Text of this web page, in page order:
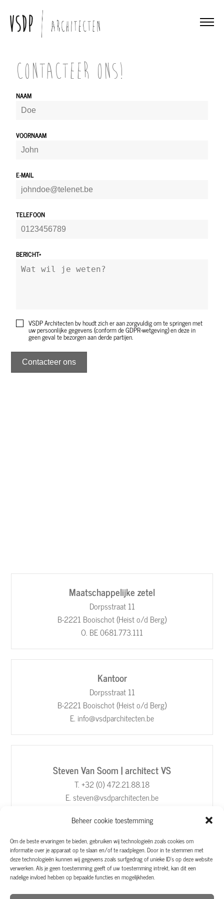
Beheer cookie toestemming
Om de beste ervaringen te bieden, gebruiken wij technologieën zoals cookies om
informatie over je apparaat op te slaan en/of te raadplegen. Door in te stemmen met
deze technologieën kunnen wij gegevens zoals surfgedrag of unieke ID's op deze website
verwerken. Als je geen toestemming geeft of uw toestemming intrekt, kan dit een
nadelige invloed hebben op bepaalde functies en mogelijkheden.
Contacteer ons!
NAAM
VOORNAAM
E-MAIL
TELEFOON
BERICHT*
VSDP Architecten bv houdt zich er aan zorgvuldig om te springen met
uw persoonlijke gegevens (conform de GDPR-wetgeving) en deze in
geen geval te bezorgen aan derde partijen.
Contacteer ons
Maatschappelijke zetel
Dorpsstraat 11
B-2221 Booischot (Heist o/d Berg)
O. BE 0681.773.111
Kantoor
Dorpsstraat 11
B-2221 Booischot (Heist o/d Berg)
E. info@vsdparchitecten.be
Steven Van Soom | architect VS
T. +32 (0) 472.21.88.18
E. steven@vsdparchitecten.be
Tom De Putter | architect DP
​T. +32 (0) 498.04.56.55
E. tom@vsdparchitecten.be